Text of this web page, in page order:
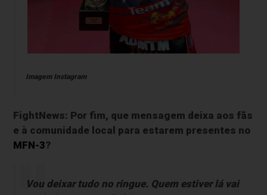
Imagem Instagram
FightNews: Por fim, que mensagem deixa aos fãs
e à comunidade local para estarem presentes no
MFN-3?
Vou deixar tudo no ringue. Quem estiver lá vai